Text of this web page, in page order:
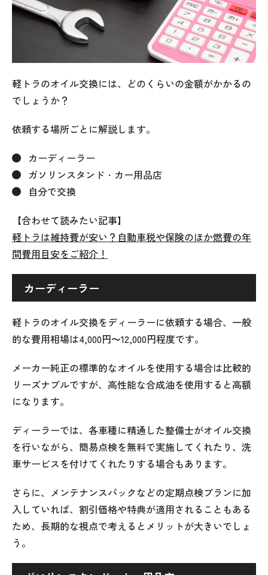
軽トラのオイル交換には、どのくらいの金額がかかるの
でしょうか？
依頼する場所ごとに解説します。
カーディーラー
ガソリンスタンド・カー用品店
自分で交換
【合わせて読みたい記事】
軽トラは維持費が安い？自動車税や保険のほか燃費の年
間費用目安をご紹介！
カーディーラー
軽トラのオイル交換をディーラーに依頼する場合、一般
的な費用相場は4,000円〜12,000円程度です。
メーカー純正の標準的なオイルを使用する場合は比較的
リーズナブルですが、高性能な合成油を使用すると高額
になります。
ディーラーでは、各車種に精通した整備士がオイル交換
を行いながら、簡易点検を無料で実施してくれたり、洗
車サービスを付けてくれたりする場合もあります。
さらに、メンテナンスパックなどの定期点検プランに加
入していれば、割引価格や特典が適用されることもある
ため、長期的な視点で考えるとメリットが大きいでしょ
う。